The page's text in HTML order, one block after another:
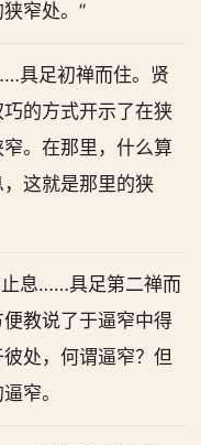
窄处。”
具足初禅而住。贤
的方式开示了在狭
。在那里，什么算
这就是那里的狭
息……具足第二禅而
教说了于逼窄中得
处，何谓逼窄？但
窄。